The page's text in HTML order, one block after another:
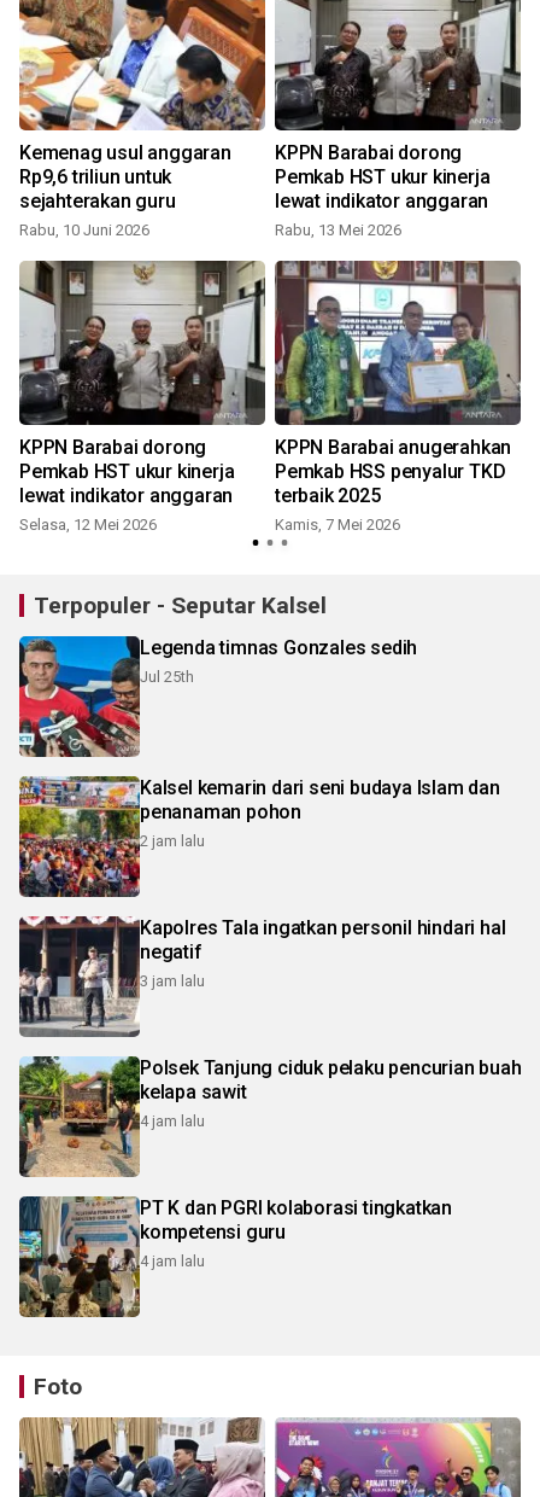
Kemenag usul anggaran
Rp9,6 triliun untuk
sejahterakan guru
Rabu, 10 Juni 2026
KPPN Barabai dorong
Pemkab HST ukur kinerja
lewat indikator anggaran
Rabu, 13 Mei 2026
KPPN Barabai dorong
Pemkab HST ukur kinerja
lewat indikator anggaran
Selasa, 12 Mei 2026
KPPN Barabai anugerahkan
Pemkab HSS penyalur TKD
terbaik 2025
Kamis, 7 Mei 2026
Terpopuler - Seputar Kalsel
Legenda timnas Gonzales sedih
Jul 25th
Kalsel kemarin dari seni budaya Islam dan
penanaman pohon
2 jam lalu
Kapolres Tala ingatkan personil hindari hal
negatif
3 jam lalu
Polsek Tanjung ciduk pelaku pencurian buah
kelapa sawit
4 jam lalu
PT K dan PGRI kolaborasi tingkatkan
kompetensi guru
4 jam lalu
Foto